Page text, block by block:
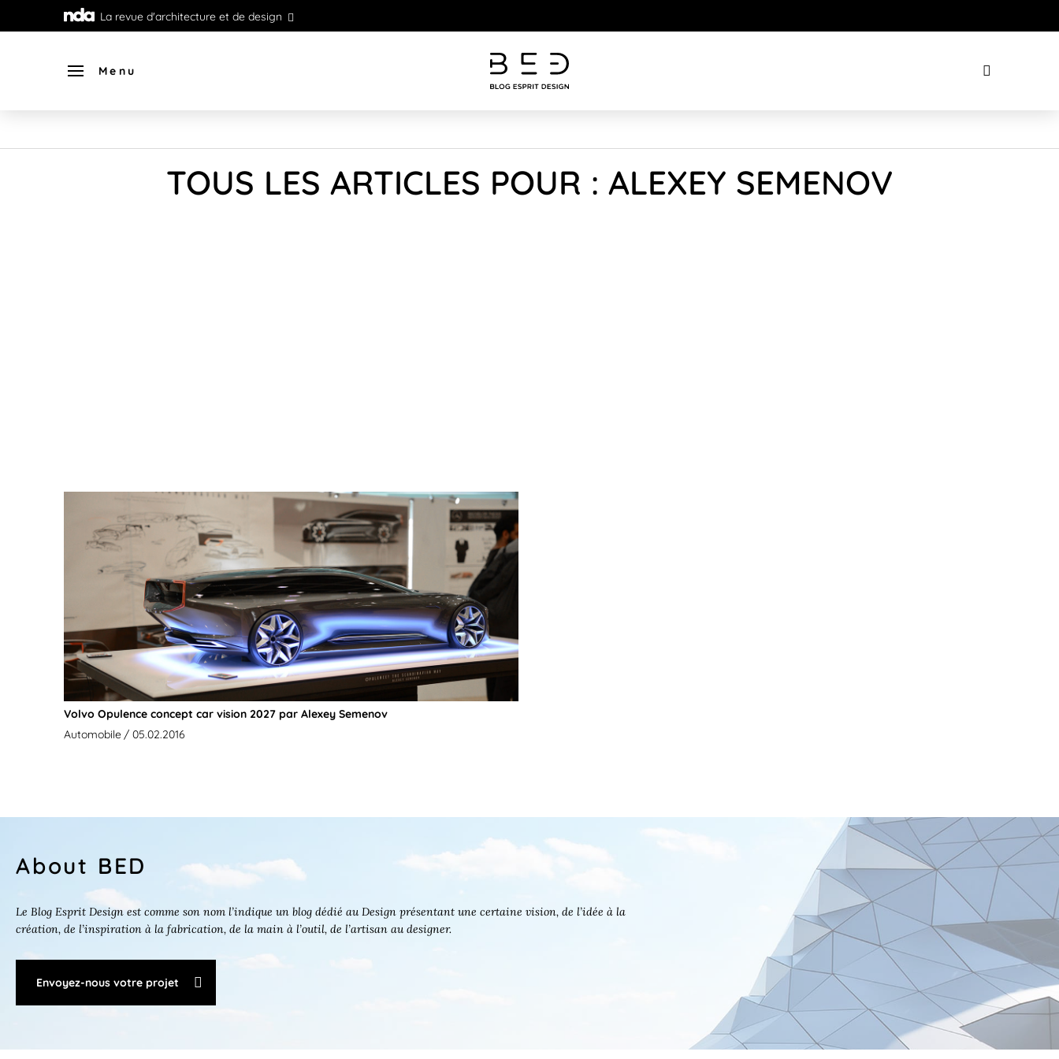
La revue d'architecture et de design
Menu
TOUS LES ARTICLES POUR : ALEXEY SEMENOV
Volvo Opulence concept car vision 2027 par Alexey Semenov
Automobile / 05.02.2016
About BED
Le Blog Esprit Design est comme son nom l’indique un blog dédié au Design présentant une certaine vision, de l’idée à la
création, de l’inspiration à la fabrication, de la main à l’outil, de l’artisan au designer.
Envoyez-nous votre projet